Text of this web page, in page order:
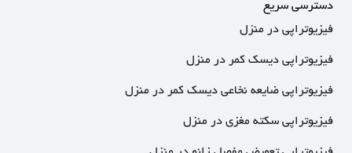
دسترسی سریع
فیزیوتراپی در منزل
فیزیوتراپی دیسک کمر در منزل
فیزیوتراپی ضایعه نخاعی دیسک کمر در منزل
فیزیوتراپی سکته مغزی در منزل